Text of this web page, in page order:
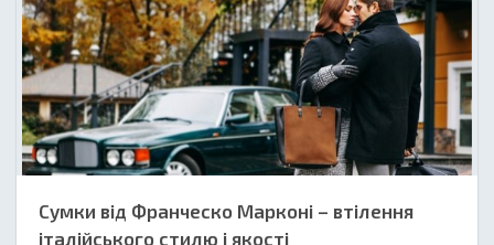
Сумки від Франческо Марконі – втілення
італійського стилю і якості